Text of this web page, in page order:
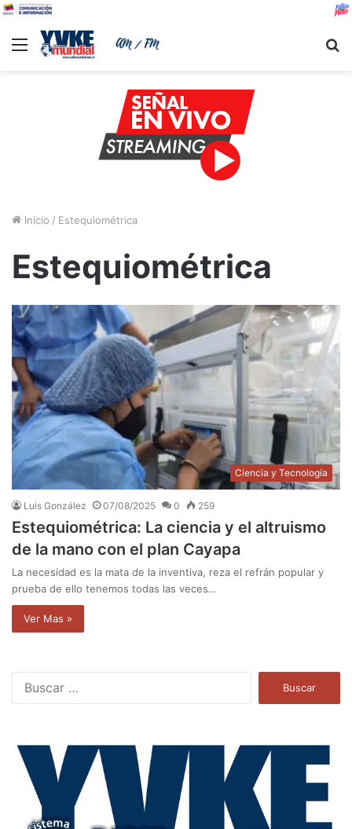
Menu
Inicio / Estequiométrica
Estequiométrica
Ciencia y Tecnología
Luis González 07/08/2025 0 259
Estequiométrica: La ciencia y el altruismo
de la mano con el plan Cayapa
La necesidad es la mata de la inventiva, reza el refrán popular y
prueba de ello tenemos todas las veces…
Ver Mas »
a